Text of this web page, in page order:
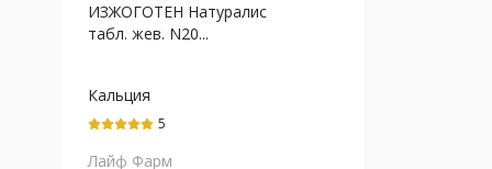
ИЗЖОГОТЕН Натуралис
табл. жев. N20...
Кальция
карбонат+Магния
5
Лайф Фарм